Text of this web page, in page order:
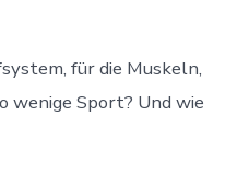
für die Muskeln,
wenige Sport? Und wie